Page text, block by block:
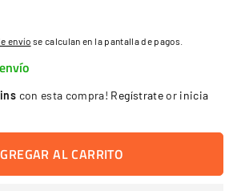
envío se calculan en la pantalla de pagos.
con esta compra! Regístrateor inicia
AL CARRITO